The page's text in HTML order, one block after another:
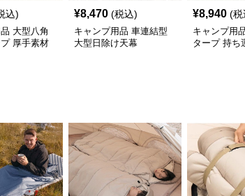
込)
大型八角
厚手素材
¥8,470 (税込)
キャンプ用品 車連結型
大型日除け天幕
¥8,940 (税
キャンプ用
タープ 持ち